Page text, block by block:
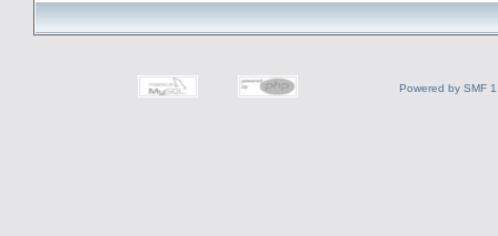
Powered by SMF